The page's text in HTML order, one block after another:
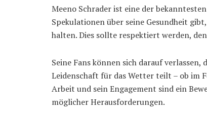
Meeno Schrader ist eine der
Spekulationen über seine Gesundheit
halten. Dies sollte respektiert werden,
Seine Fans können sich darauf
Leidenschaft für das Wetter teilt – ob im
Arbeit und sein Engagement sind ein
möglicher Herausforderungen.